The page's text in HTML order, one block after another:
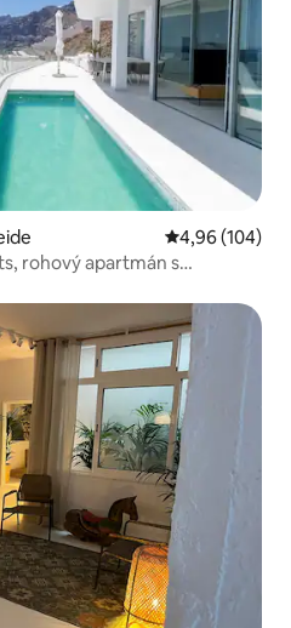
Priemerné
4,96 (104)
rohový apartmán s…